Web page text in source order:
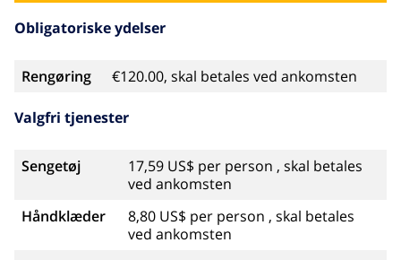
Obligatoriske ydelser
Rengøring €120.00, skal betales ved ankomsten
Valgfri tjenester
Sengetøj
17,59 US$ per person , skal betales
ved ankomsten
Håndklæder
8,80 US$ per person , skal betales
ved ankomsten